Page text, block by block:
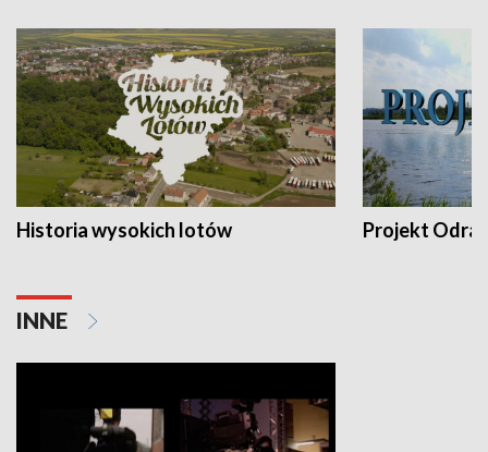
Historia wysokich lotów Projekt Odra
INNE